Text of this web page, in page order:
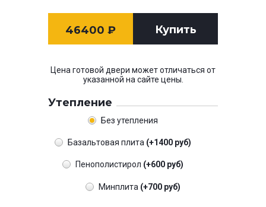
46400 ₽ Купить
Цена готовой двери может отличаться от
указанной на сайте цены.
Утепление
Без утепления
Базальтовая плита (+1400 руб)
Пенополистирол (+600 руб)
Минплита (+700 руб)